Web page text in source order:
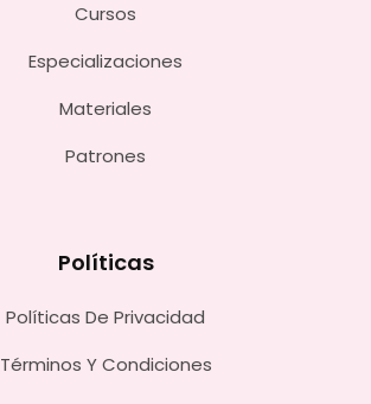
Cursos
Especializaciones
Materiales
Patrones
Políticas
Políticas De Privacidad
Términos Y Condiciones